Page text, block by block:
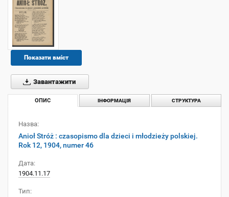
Показати вміст
Завантажити
ОПИС ІНФОРМАЦІЯ СТРУКТУРА
Назва:
Anioł Stróż : czasopismo dla dzieci i młodzieży polskiej.
Rok 12, 1904, numer 46
Дата:
1904.11.17
Тип: